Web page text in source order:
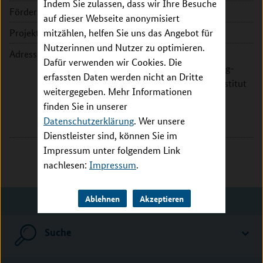
Indem Sie zulassen, dass wir Ihre Besuche
auf dieser Webseite anonymisiert
mitzählen, helfen Sie uns das Angebot für
Nutzerinnen und Nutzer zu optimieren.
Dafür verwenden wir Cookies. Die
erfassten Daten werden nicht an Dritte
weitergegeben. Mehr Informationen
finden Sie in unserer
Datenschutzerklärung. Wer unsere
Dienstleister sind, können Sie im
Impressum unter folgendem Link
nachlesen: Impressum.
Ablehnen Akzeptieren
Förderzeitraum:
2014 - 2017
Projektleitung:
Prof. Dr. Sascha Köpke
Adresse:
Universität zu Lübeck,
Universitätsklinikum Schleswig-
Holstein, Campus Lübeck - Institut
für Sozialmedizin
Ratzeburger Allee 160
23562 Lübeck
Suche